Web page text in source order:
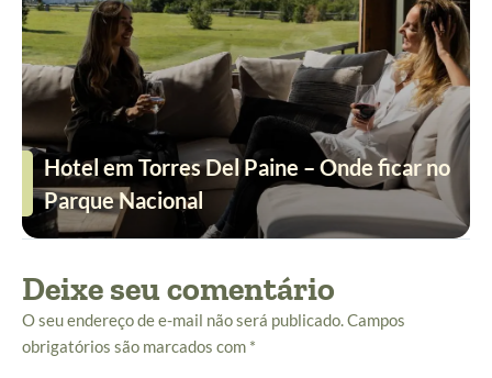
Hotel em Torres Del Paine – Onde ficar no
Parque Nacional
Deixe seu comentário
O seu endereço de e-mail não será publicado.Campos
obrigatórios são marcados com *